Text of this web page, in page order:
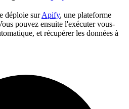
déploie surApify, une plateforme
pouvez ensuite l'exécuter vous-
et récupérer les données à